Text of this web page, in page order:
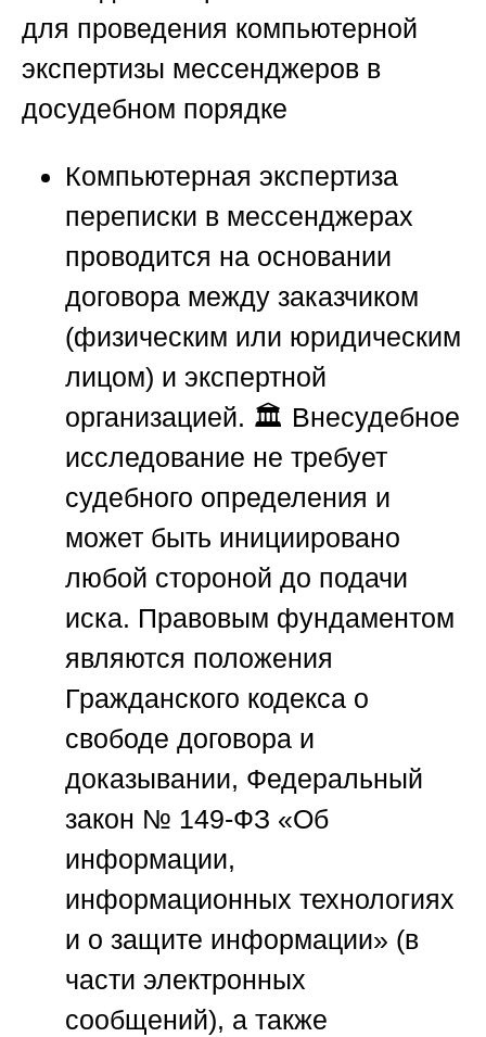
для проведения компьютерной
экспертизы мессенджеров в
досудебном порядке
Компьютерная экспертиза
переписки в мессенджерах
проводится на основании
договора между заказчиком
(физическим или юридическим
лицом) и экспертной
организацией. 🏛️ Внесудебное
исследование не требует
судебного определения и
может быть инициировано
любой стороной до подачи
иска. Правовым фундаментом
являются положения
Гражданского кодекса о
свободе договора и
доказывании, Федеральный
закон № 149-ФЗ «Об
информации,
информационных технологиях
и о защите информации» (в
части электронных
сообщений), а также